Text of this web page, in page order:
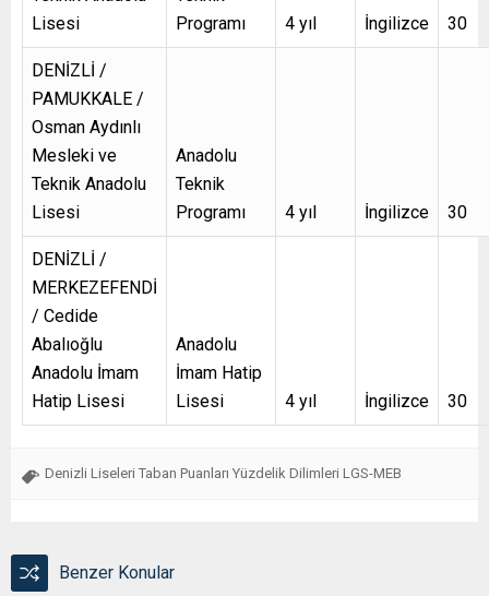
Lisesi
Programı
4 yıl İngilizce 30
DENİZLİ /
PAMUKKALE /
Osman Aydınlı
Mesleki ve
Teknik Anadolu
Lisesi
Anadolu
Teknik
Programı
4 yıl İngilizce 30
DENİZLİ /
MERKEZEFENDİ
/ Cedide
Abalıoğlu
Anadolu İmam
Hatip Lisesi
Anadolu
İmam Hatip
Lisesi
4 yıl İngilizce 30
Denizli Liseleri Taban Puanları Yüzdelik Dilimleri LGS-MEB
Benzer Konular